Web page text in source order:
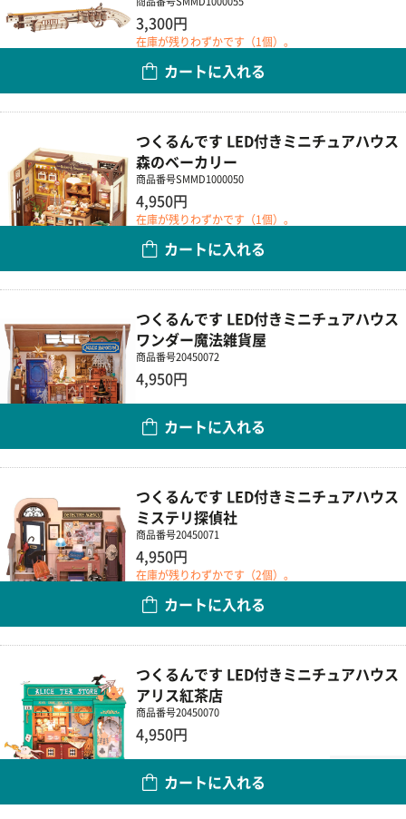
3,300円
在庫が残りわずかです（1個）。
カートに入れる
つくるんです LED付きミニチュアハウス
森のベーカリー
商品番号SMMD1000050
4,950円
在庫が残りわずかです（1個）。
カートに入れる
つくるんです LED付きミニチュアハウス
ワンダー魔法雑貨屋
商品番号20450072
4,950円
カートに入れる
つくるんです LED付きミニチュアハウス
ミステリ探偵社
商品番号20450071
4,950円
在庫が残りわずかです（2個）。
カートに入れる
つくるんです LED付きミニチュアハウス
アリス紅茶店
商品番号20450070
4,950円
カートに入れる